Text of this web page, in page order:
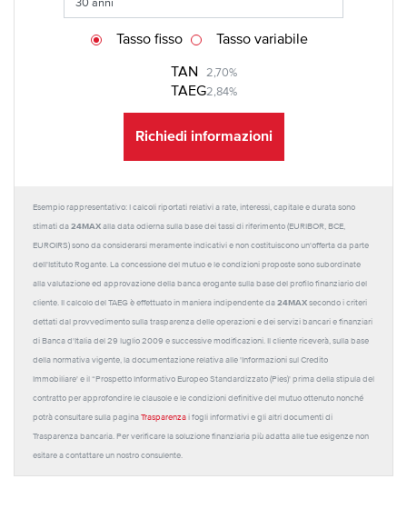
TAN 2,70%
TAEG2,84%
Tasso fisso Tasso variabile
Richiedi informazioni
Esempio rappresentativo: I calcoli riportati relativi a rate, interessi, capitale e durata sono
stimati da 24MAX alla data odierna sulla base dei tassi di riferimento (EURIBOR, BCE,
EUROIRS) sono da considerarsi meramente indicativi e non costituiscono un'offerta da parte
dell'Istituto Rogante. La concessione del mutuo e le condizioni proposte sono subordinate
alla valutazione ed approvazione della banca erogante sulla base del profilo finanziario del
cliente. Il calcolo del TAEG è effettuato in maniera indipendente da 24MAX secondo i criteri
dettati dal provvedimento sulla trasparenza delle operazioni e dei servizi bancari e finanziari
di Banca d'Italia del 29 luglio 2009 e successive modificazioni. Il cliente riceverà, sulla base
della normativa vigente, la documentazione relativa alle 'Informazioni sul Credito
Immobiliare' e il “Prospetto Informativo Europeo Standardizzato (Pies)' prima della stipula del
contratto per approfondire le clausole e le condizioni definitive del mutuo ottenuto nonché
potrà consultare sulla pagina Trasparenza i fogli informativi e gli altri documenti di
Trasparenza bancaria. Per verificare la soluzione finanziaria più adatta alle tue esigenze non
esitare a contattare un nostro consulente.